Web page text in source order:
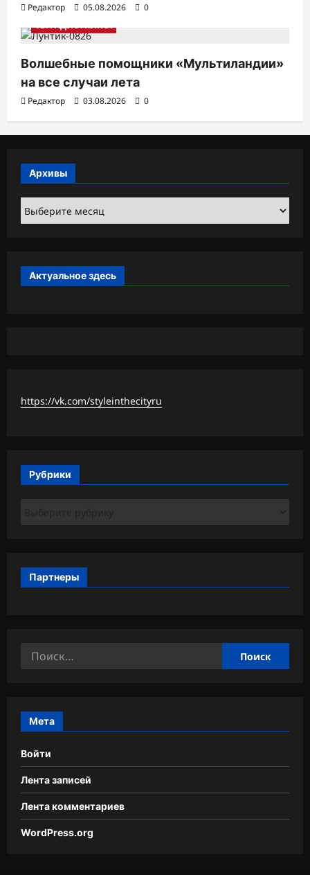
Редактор 05.08.2026
0
ТВ. РАДИО. КИНО.
Волшебные помощники «Мультиландии»
на все случаи лета
Редактор 03.08.2026 0
Архивы
Архивы
Актуальное здесь
https://vk.com/styleinthecityru
Рубрики
Партнеры
Найти:
Мета
Войти
Лента записей
Лента комментариев
WordPress.org